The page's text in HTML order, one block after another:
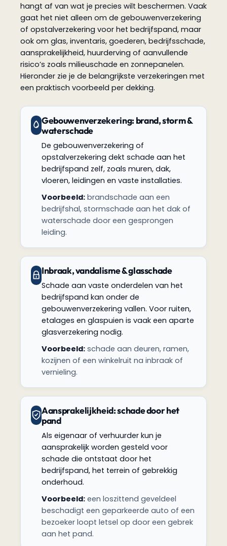
hangt af van wat je precies wilt beschermen. Vaak
gaat het niet alleen om de gebouwenverzekering
of opstalverzekering voor het bedrijfspand, maar
ook om glas, inventaris, goederen, bedrijfsschade,
aansprakelijkheid, huurderving of aanvullende
risico’s zoals milieuschade en zonnepanelen.
Hieronder zie je de belangrijkste verzekeringen met
een praktisch voorbeeld per dekking.
Gebouwenverzekering: brand, storm &
waterschade
De gebouwenverzekering of
opstalverzekering dekt schade aan het
bedrijfspand zelf, zoals muren, dak,
vloeren, leidingen en vaste installaties.
Voorbeeld: brandschade aan een
bedrijfshal, stormschade aan het dak of
waterschade door een gesprongen
leiding.
Inbraak, vandalisme & glasschade
Schade aan vaste onderdelen van het
bedrijfspand kan onder de
gebouwenverzekering vallen. Voor ruiten,
etalages en glaspuien is vaak een aparte
glasverzekering nodig.
Voorbeeld: schade aan deuren, ramen,
kozijnen of een winkelruit na inbraak of
vernieling.
Aansprakelijkheid: schade door het
pand
Als eigenaar of verhuurder kun je
aansprakelijk worden gesteld voor
schade die ontstaat door het
bedrijfspand, het terrein of gebrekkig
onderhoud.
Voorbeeld: een loszittend geveldeel
beschadigt een geparkeerde auto of een
bezoeker loopt letsel op door een gebrek
aan het pand.